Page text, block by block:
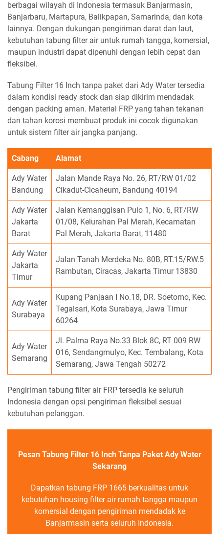
berbagai wilayah di Indonesia termasuk Banjarmasin,
Banjarbaru, Martapura, Balikpapan, Samarinda, dan kota
lainnya. Dengan dukungan pengiriman darat dan laut,
kebutuhan tabung filter air untuk rumah tangga, komersial,
maupun industri dapat dipenuhi dengan lebih cepat dan
fleksibel.
Tabung Filter 16 Inch tanpa paket dari Ady Water tersedia
dalam kondisi ready stock dan siap dikirim mendadak
dengan packing aman. Material FRP yang tahan tekanan
dan tahan korosi membuat produk ini cocok digunakan
untuk sistem filter air jangka panjang.
Cabang Alamat
Ady Water
Bandung
Jalan Mande Raya No. 26, RT/RW 01/02
Cikadut-Cicaheum, Bandung 40194
Ady Water
Jakarta
Barat
Jalan Kemanggisan Pulo 1, No. 6, RT/RW
01/08, Kelurahan Pal Merah, Kecamatan
Pal Merah, Jakarta Barat, 11480
Ady Water
Jakarta
Timur
Jalan Tanah Merdeka No. 80B, RT.15/RW.5
Rambutan, Ciracas, Jakarta Timur 13830
Ady Water
Surabaya
Kupang Panjaan I No.18, DR. Soetomo, Kec.
Tegalsari, Kota Surabaya, Jawa Timur
60264
Ady Water
Semarang
Jl. Palma Raya No.33 Blok 8C, RT 009 RW
016, Sendangmulyo, Kec. Tembalang, Kota
Semarang, Jawa Tengah 50272
Pengiriman tabung filter air FRP tersedia ke seluruh
Indonesia dengan opsi pengiriman fleksibel sesuai
kebutuhan pelanggan.
Pesan Tabung Filter 16 Inch Tanpa Paket Ady Water
Sekarang
Dapatkan tabung FRP 1665 berkualitas untuk
kebutuhan housing filter air rumah tangga maupun
komersial dengan pengiriman mendadak ke
Banjarmasin serta seluruh Indonesia.